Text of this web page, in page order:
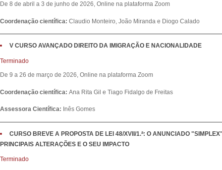
De 8 de abril a 3 de junho de 2026, Online na plataforma Zoom
Coordenação científica: Claudio Monteiro, João Miranda e Diogo Calado
V CURSO AVANÇADO DIREITO DA IMIGRAÇÃO E NACIONALIDADE
Terminado
De 9 a 26 de março de 2026, Online na plataforma Zoom
Coordenação científica: Ana Rita Gil e Tiago Fidalgo de Freitas
Assessora Científica: Inês Gomes
CURSO BREVE A PROPOSTA DE LEI 48/XVII/1.ª: O ANUNCIADO
PRINCIPAIS ALTERAÇÕES E O SEU IMPACTO
Terminado